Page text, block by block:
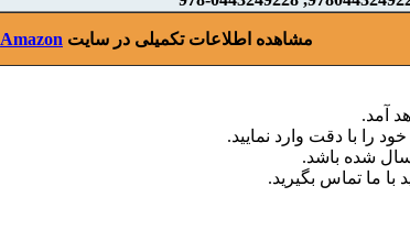
مشاهده اطلاعات تکمیلی در سایت Amazon
آمد.
را با دقت وارد نمایید.
با ما تماس بگیرید.